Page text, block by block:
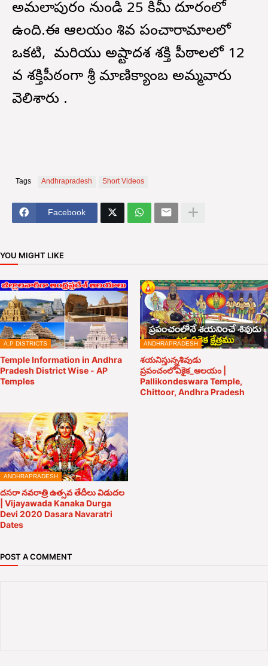
అమలాపురం నుండి 25 కిమీ దూరంలో
ఉంది.ఈ ఆలయం శివ పంచారామాలలో
ఒకటి, మరియు అష్టాదశ శక్తి పీఠాలలో 12
వ శక్తిపీఠంగా శ్రీ మాణిక్యాంబ అమ్మవారు
వెలిశారు .
Tags Andhrapradesh Short Videos
Facebook
YOU MIGHT LIKE
A.P DISTRICTS
Temple Information in Andhra
Pradesh District Wise - AP
Temples
ANDHRAPRADESH
శయనిస్తున్నశివుడు
ప్రపంచంలోఏకైక_ఆలయం |
Pallikondeswara Temple,
Chittoor, Andhra Pradesh
ANDHRAPRADESH
దసరా నవరాత్రి ఉత్సవ తేదీలు విడుదల
| Vijayawada Kanaka Durga
Devi 2020 Dasara Navaratri
Dates
POST A COMMENT